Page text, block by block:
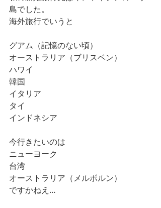
島でした。
海外旅行でいうと
グアム（記憶のない頃）
オーストラリア（ブリスベン）
ハワイ
韓国
イタリア
タイ
インドネシア
今行きたいのは
ニューヨーク
台湾
オーストラリア（メルボルン）
ですかねえ…